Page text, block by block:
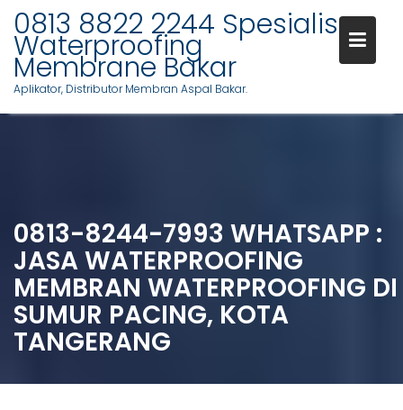
0813 8822 2244 Spesialis
Waterproofing
Membrane Bakar
Aplikator, Distributor Membran Aspal Bakar.
0813-8244-7993 WHATSAPP :
JASA WATERPROOFING
MEMBRAN WATERPROOFING DI
SUMUR PACING, KOTA
TANGERANG